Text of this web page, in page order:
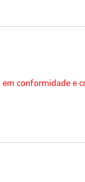
conformidade e